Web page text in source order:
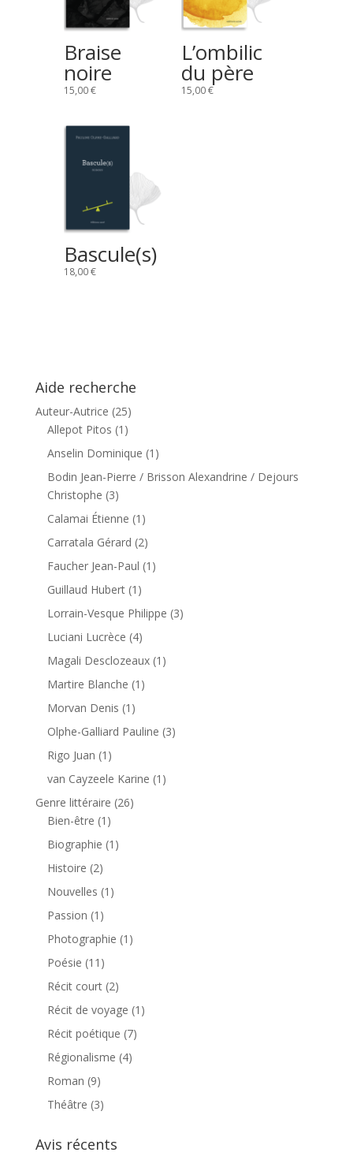
Braise
noire
15,00€
L’ombilic
du père
15,00€
Bascule(s)
18,00€
Aide recherche
Auteur-Autrice (25)
Allepot Pitos (1)
Anselin Dominique (1)
Bodin Jean-Pierre / Brisson Alexandrine / Dejours
Christophe (3)
Calamai Étienne (1)
Carratala Gérard (2)
Faucher Jean-Paul (1)
Guillaud Hubert (1)
Lorrain-Vesque Philippe (3)
Luciani Lucrèce (4)
Magali Desclozeaux (1)
Martire Blanche (1)
Morvan Denis (1)
Olphe-Galliard Pauline (3)
Rigo Juan (1)
van Cayzeele Karine (1)
Genre littéraire (26)
Bien-être (1)
Biographie (1)
Histoire (2)
Nouvelles (1)
Passion (1)
Photographie (1)
Poésie (11)
Récit court (2)
Récit de voyage (1)
Récit poétique (7)
Régionalisme (4)
Roman (9)
Théâtre (3)
Avis récents